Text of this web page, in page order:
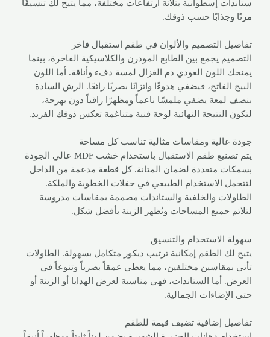
ستاندات إسطوانية بثلاثة ارتفاعات مختلفة، مما يتيح لك تنسيقًا
مرنًا وجذابًا حسب ذوقك.
تفاصيل التصميم والألوان في طقم استقبال فاخر
التصميم يجمع بين الطابع المودرن والكلاسيكية الفاخرة، بينما
يمنحك اللون العودي دم الغزال لمسة دفء وأناقة. أما اللون
البيج الفاتح، فيضفي هدوءًا واتزانًا بصريًا رائعًا. الرش السادة
بنصف لمعة يضفي ملمسًا ناعماً ومظهرًا راقياً دون بهرجة،
لتكون النتيجة النهائية لوحة فنية متناغمة تعكس ذوقك الفريد.
جودة عالية ومقاسات مثالية تناسب كل مساحة
يتم تصنيع طقم الاستقبال باستخدام خشب MDF عالي الجودة
بسمكات متعددة لضمان المتانة. كل قطعة مدعمة من الداخل
لتتحمل الاستخدام الطبيعي في حفلات الخطوبة والملكة.
الطاولات والخلفية والستاندات مصممة بمقاسات مدروسة
لتلائم جميع المساحات وتُظهر الزينة بأفضل شكل.
سهولة الاستخدام والتنسيق
يتيح لك الطقم إمكانية ترتيب ديكور متكامل بسهولة. الطاولات
تأتي بمقاسين مختلفين، مما يعطي عمقاً بصرياً وتنوعاً في
العرض. أما الستاندات، فهي مناسبة لعرض الهدايا أو الزينة أو
حتى الإضاءات الجمالية.
تفاصيل إضافية تضيف قيمة للطقم